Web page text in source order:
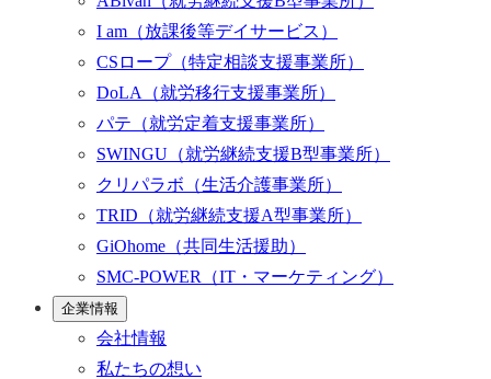
I am （放課後等デイサービス）
CSロープ（特定相談支援事業所）
DoLA
（就労移行支援事業所）
パテ （就労定着支援事業所）
SWINGU （就労継続支援B型事業所）
クリパラボ （生活介護事業所）
TRID （就労継続支援A型事業所）
GiOhome （共同生活援助）
SMC-POWER
（IT・マーケティング）
企業情報
会社情報
私たちの想い